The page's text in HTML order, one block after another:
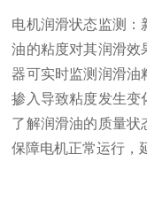
电机润滑状态监测：
油的粘度对其润滑效
器可实时监测润滑油
掺入导致粘度发生变
了解润滑油的质量状
保障电机正常运行，